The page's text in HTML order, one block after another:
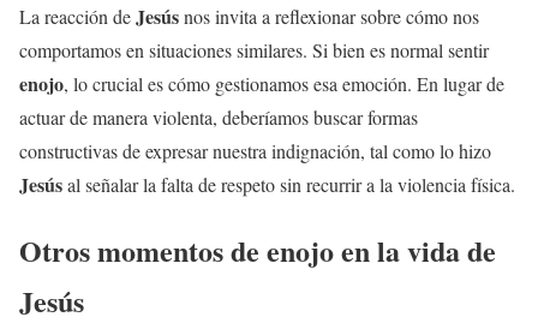
La reacción deJesúsnos invita a reflexionar sobre cómo nos
comportamos en situaciones similares. Si bien es normal sentir
enojo, lo crucial es cómo gestionamos esa emoción. En lugar de
actuar de manera violenta, deberíamos buscar formas
constructivas de expresar nuestra indignación, tal como lo hizo
Jesúsal señalar la falta de respeto sin recurrir a la violencia física.
Otros momentos de enojoen la vida de
Jesús